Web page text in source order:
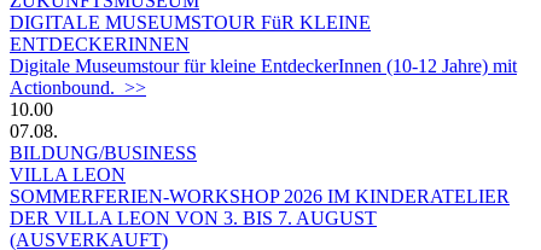
DIGITALE MUSEUMSTOUR FüR KLEINE
ENTDECKERINNEN
Digitale Museumstour für kleine EntdeckerInnen (10-12 Jahre) mit
Actionbound. >>
10.00
07.08.
BILDUNG/BUSINESS
VILLA LEON
SOMMERFERIEN-WORKSHOP 2026 IM KINDERATELIER
DER VILLA LEON VON 3. BIS 7. AUGUST
(AUSVERKAUFT)